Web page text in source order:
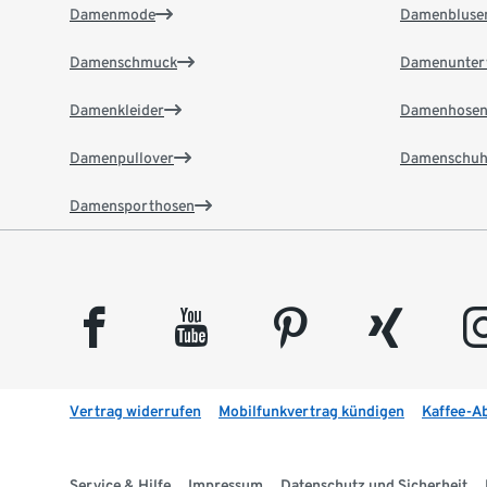
Damenmode
Damenschmuck
Damenkleider
Damenpullover
Damensporthosen
Damenhosen
facebook youtube pinterest xing
Vertrag widerrufen Mobilfunkvertrag kündigen Kaffee-